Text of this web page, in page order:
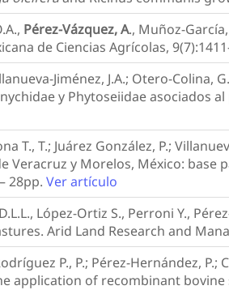
Pérez-Vázquez, A., Muñoz-
de Ciencias Agrícolas,
Jiménez, J.A.; Otero-Colina,
y Phytoseiidae asociados
T., T.; Juárez González, P.;
Veracruz y Morelos, México:
28pp.Ver artículo
López-Ortiz S., Perroni Y.,
Arid Land Research and
P., P.; Pérez-Hernández,
application of recombinant